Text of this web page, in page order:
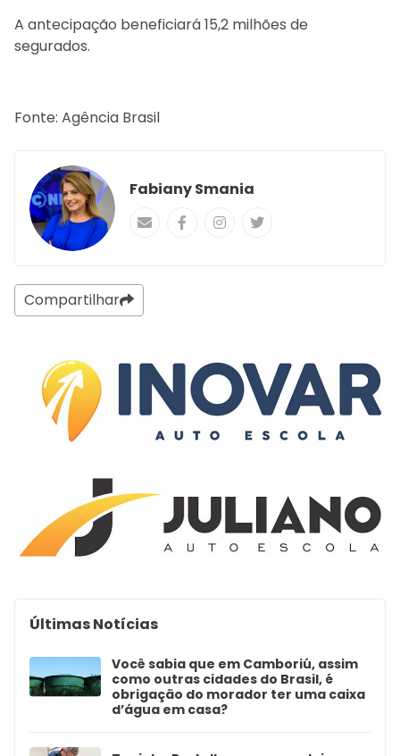
A antecipação beneficiará 15,2 milhões de
segurados.
Fonte: Agência Brasil
Fabiany Smania
Compartilhar
Últimas Notícias
Você sabia que em Camboriú, assim
como outras cidades do Brasil, é
obrigação do morador ter uma caixa
d’água em casa?